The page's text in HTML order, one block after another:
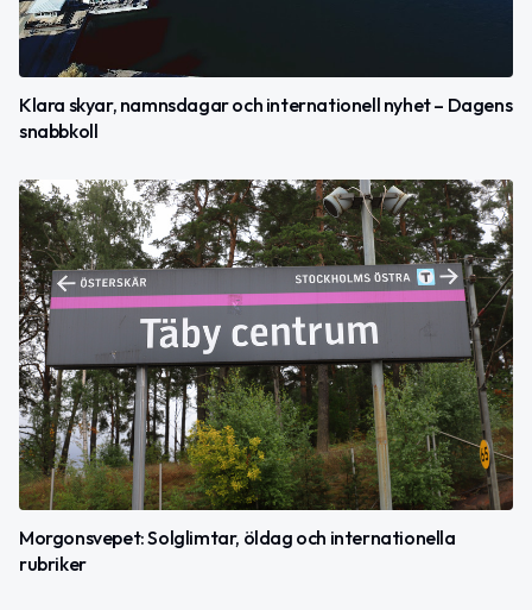
Klara skyar, namnsdagar och internationell nyhet – Dagens
snabbkoll
Morgonsvepet: Solglimtar, öldag och internationella
rubriker